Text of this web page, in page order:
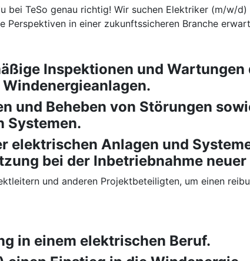
bei TeSo genau richtig! Wir suchen Elektriker (m/w/
in einer zukunftssicheren Branche
Inspektionen und Wartungen
und Beheben von Störungen
Systemen.
elektrischen Anlagen und
bei der Inbetriebnahme neuer
und anderen Projektbeteiligten, um einen
in einem elektrischen Beruf.